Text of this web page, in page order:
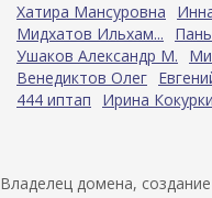
Хатира Мансуровна
Мидхатов Ильхам...
Ушаков Александр М.
Венедиктов Олег
444 иптап
Ирина
Владелец домена,